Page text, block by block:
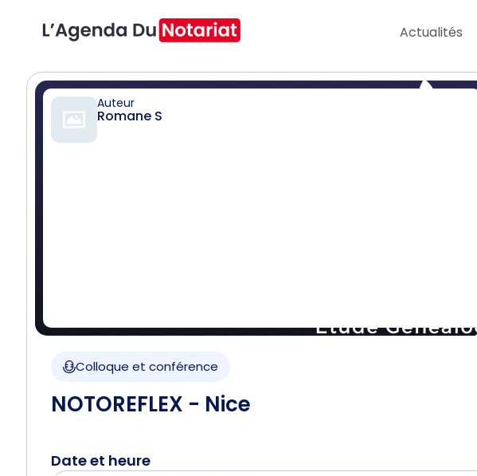
Actualités
Auteur
Romane S
Colloque et conférence
NOTOREFLEX - Nice
Date et heure